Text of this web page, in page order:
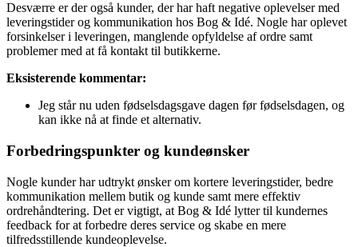
Desværre er der også kunder, der har haft negative oplevelser med
leveringstider og kommunikation hos Bog & Idé. Nogle har oplevet
forsinkelser i leveringen, manglende opfyldelse af ordre samt
problemer med at få kontakt til butikkerne.
Eksisterende kommentar:
Jeg står nu uden fødselsdagsgave dagen før fødselsdagen, og
kan ikke nå at finde et alternativ.
Forbedringspunkter og kundeønsker
Nogle kunder har udtrykt ønsker om kortere leveringstider, bedre
kommunikation mellem butik og kunde samt mere effektiv
ordrehåndtering. Det er vigtigt, at Bog & Idé lytter til kundernes
feedback for at forbedre deres service og skabe en mere
tilfredsstillende kundeoplevelse.